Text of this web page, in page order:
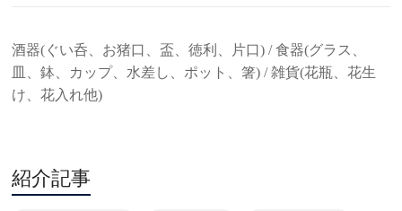
酒器(ぐい呑、お猪口、盃、徳利、片口) / 食器(グラス、
皿、鉢、カップ、水差し、ポット、箸) / 雑貨(花瓶、花生
け、花入れ他)
紹介記事